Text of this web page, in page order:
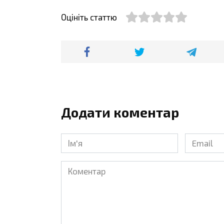
Оцініть статтю
Додати коментар
Ім'я
Email
Коментар